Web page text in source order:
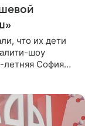
что их дети
шоу
летняя София